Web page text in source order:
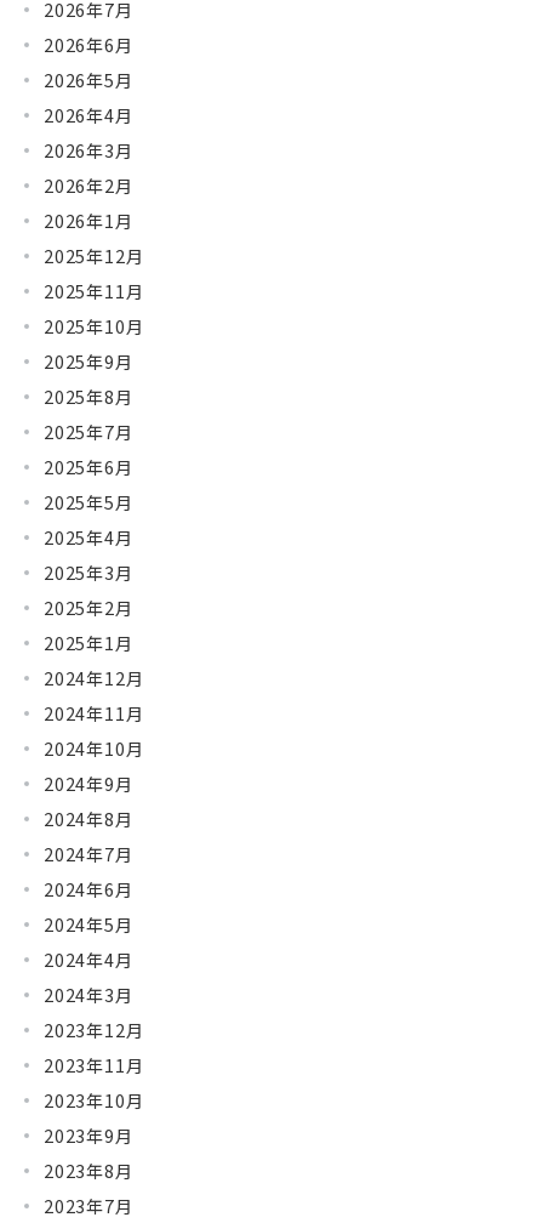
2026年7月
2026年6月
2026年5月
2026年4月
2026年3月
2026年2月
2026年1月
2025年12月
2025年11月
2025年10月
2025年9月
2025年8月
2025年7月
2025年6月
2025年5月
2025年4月
2025年3月
2025年2月
2025年1月
2024年12月
2024年11月
2024年10月
2024年9月
2024年8月
2024年7月
2024年6月
2024年5月
2024年4月
2024年3月
2023年12月
2023年11月
2023年10月
2023年9月
2023年8月
2023年7月